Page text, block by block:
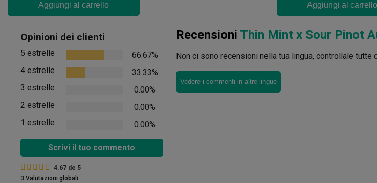
Aggiungi al carrello Aggiungi al carrello
Opinioni dei clienti
5 estrelle
66.67%
4 estrelle
33.33%
3 estrelle
0.00%
2 estrelle
0.00%
1 estrelle
0.00%
Scrivi il tuo commento
4.67 de 5
3 Valutazioni globali
Recensioni Thin Mint x Sour Pinot
Non ci sono recensioni nella tua lingua, controllale tutte
Vedere i commenti in altre lingue